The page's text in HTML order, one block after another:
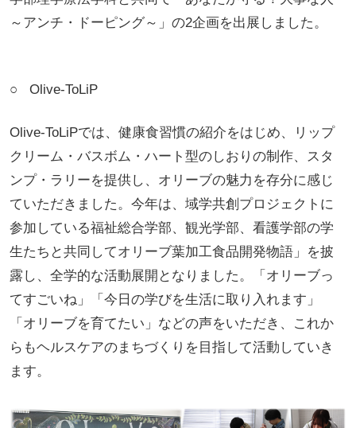
～アンチ・ドーピング～」の2企画を出展しました。
○ Olive-ToLiP
Olive-ToLiPでは、健康食習慣の紹介をはじめ、リップ
クリーム・バスボム・ハート型のしおりの制作、スタ
ンプ・ラリーを提供し、オリーブの魅力を存分に感じ
ていただきました。今年は、域学共創プロジェクトに
参加している福祉総合学部、観光学部、看護学部の学
生たちと共同してオリーブ葉加工食品開発物語」を披
露し、全学的な活動展開となりました。「オリーブっ
てすごいね」「今日の学びを生活に取り入れます」
「オリーブを育てたい」などの声をいただき、これか
らもヘルスケアのまちづくりを目指して活動していき
ます。